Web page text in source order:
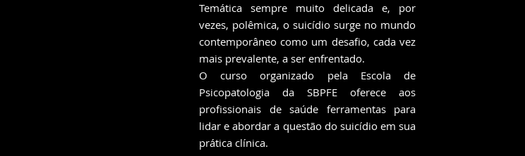
Temática sempre muito delicada e, por
vezes, polêmica, o suicídio surge no mundo
contemporâneo como um desafio, cada vez
mais prevalente, a ser enfrentado.
O curso organizado pela Escola de
Psicopatologia da SBPFE oferece aos
profissionais de saúde ferramentas para
lidar e abordar a questão do suicídio em sua
prática clínica.